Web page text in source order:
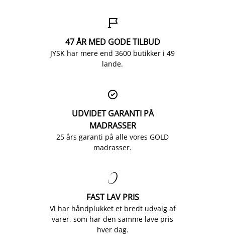

47 ÅR MED GODE TILBUD
JYSK har mere end 3600 butikker i 49
lande.

UDVIDET GARANTI PÅ
MADRASSER
25 års garanti på alle vores GOLD
madrasser.

FAST LAV PRIS
Vi har håndplukket et bredt udvalg af
varer, som har den samme lave pris
hver dag.